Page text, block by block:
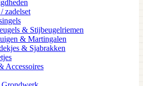
zadelset
& Stijbeugelriemen
& Martingalen
& Sjabrakken
Accessoires